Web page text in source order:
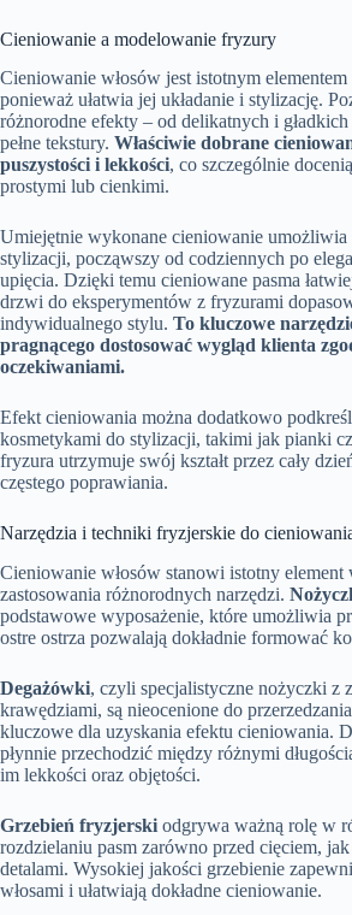
Cieniowanie a modelowanie fryzury
Cieniowanie włosów jest istotnym
ponieważ ułatwia jej układanie i stylizację.
różnorodne efekty – od delikatnych i
pełne tekstury. Właściwie dobrane
puszystości i lekkości, co szczególnie
prostymi lub cienkimi.
Umiejętnie wykonane cieniowanie
stylizacji, począwszy od codziennych po
upięcia. Dzięki temu cieniowane pasma
drzwi do eksperymentów z fryzurami
indywidualnego stylu. To kluczowe
pragnącego dostosować wygląd klienta
oczekiwaniami.
Efekt cieniowania można dodatkowo
kosmetykami do stylizacji, takimi jak pianki
fryzura utrzymuje swój kształt przez cały
częstego poprawiania.
Narzędzia i techniki fryzjerskie do
Cieniowanie włosów stanowi istotny
zastosowania różnorodnych narzędzi.
podstawowe wyposażenie, które umożliwia
ostre ostrza pozwalają dokładnie formować
Degażówki, czyli specjalistyczne nożyczki z
krawędziami, są nieocenione do
kluczowe dla uzyskania efektu cieniowania.
płynnie przechodzić między różnymi
im lekkości oraz objętości.
Grzebień fryzjerski odgrywa ważną rolę w
rozdzielaniu pasm zarówno przed cięciem,
detalami. Wysokiej jakości grzebienie
włosami i ułatwiają dokładne cieniowanie.